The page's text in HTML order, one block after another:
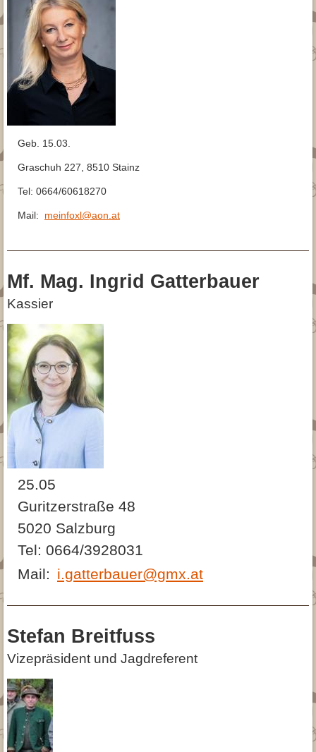
Archiv 2015
Archiv 2014
Archiv 2013
Archiv 2012
Trimmanleitung
Glatthaar
Archiv
Archiv 2015
Fotogalerie
Jagd
Downloads
Beitrittserklärung
Downloads für Züchter
Geb. 15.03.
Graschuh 227, 8510 Stainz
Tel: 0664/60618270
Mail: meinfoxl@aon.at
Mf. Mag. Ingrid Gatterbauer
Kassier
25.05
Guritzerstraße 48
5020 Salzburg
Tel: 0664/3928031
Mail: i.gatterbauer@gmx.at
Stefan Breitfuss
Vizepräsident und Jagdreferent